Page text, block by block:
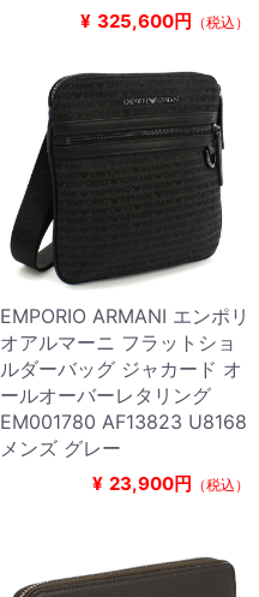
¥ 325,600円 （税込）
EMPORIO ARMANI エンポリ
オアルマーニ フラットショ
ルダーバッグ ジャカード オ
ールオーバーレタリング
EM001780 AF13823 U8168
メンズ グレー
¥ 23,900円 （税込）